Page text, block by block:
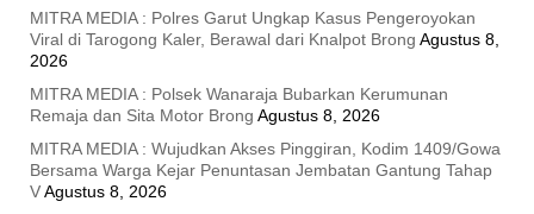
MITRA MEDIA : Polres Garut Ungkap Kasus Pengeroyokan
Viral di Tarogong Kaler, Berawal dari Knalpot Brong Agustus 8,
2026
MITRA MEDIA : Polsek Wanaraja Bubarkan Kerumunan
Remaja dan Sita Motor Brong Agustus 8, 2026
MITRA MEDIA : Wujudkan Akses Pinggiran, Kodim 1409/Gowa
Bersama Warga Kejar Penuntasan Jembatan Gantung Tahap
VAgustus 8, 2026